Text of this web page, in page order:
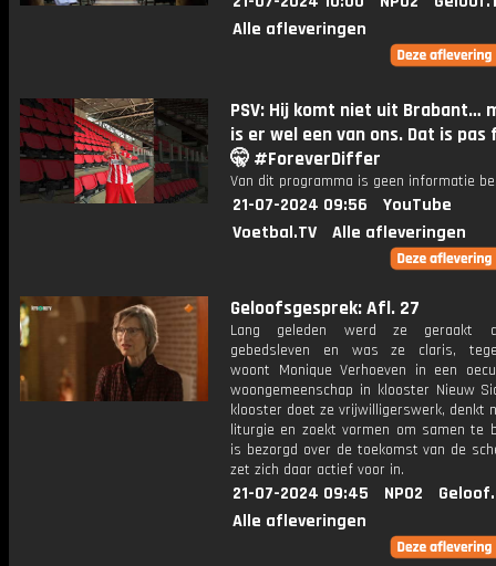
Alle afleveringen
PSV: Hij komt niet uit Brabant…
is er wel een van ons. Dat is pas
🤫 #ForeverDiffer
Van dit programma is geen informatie
21-07-2024 09:56
YouTube
Voetbal.TV
Alle afleveringen
Geloofsgesprek: Afl. 27
Lang geleden werd ze geraakt
gebedsleven en was ze claris,
woont Monique Verhoeven in een
woongemeenschap in klooster Nieuw
klooster doet ze vrijwilligerswerk, denkt
liturgie en zoekt vormen om samen te
is bezorgd over de toekomst van de
zet zich daar actief voor in.
21-07-2024 09:45 NPO2
Alle afleveringen